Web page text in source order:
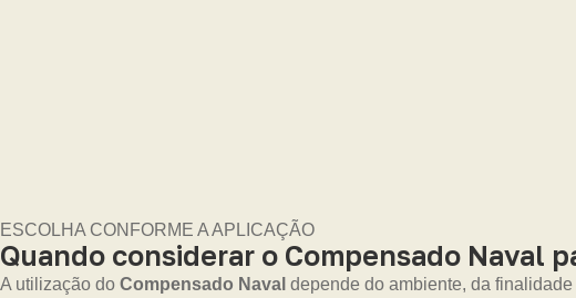
ESCOLHA CONFORME A APLICAÇÃO
Quando considerar o Compensado Naval
A utilização do Compensado Naval depende do ambiente, da